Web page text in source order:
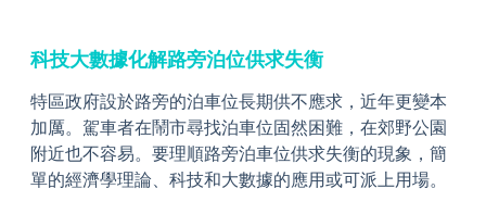
科技大數據化解路旁泊位供求失衡
特區政府設於路旁的泊車位長期供不應求，近年更變本
加厲。駕車者在鬧市尋找泊車位固然困難，在郊野公園
附近也不容易。要理順路旁泊車位供求失衡的現象，簡
單的經濟學理論、科技和大數據的應用或可派上用場。